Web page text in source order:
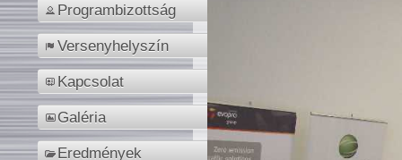
Programbizottság
Versenyhelyszín
Kapcsolat
Galéria
Eredmények